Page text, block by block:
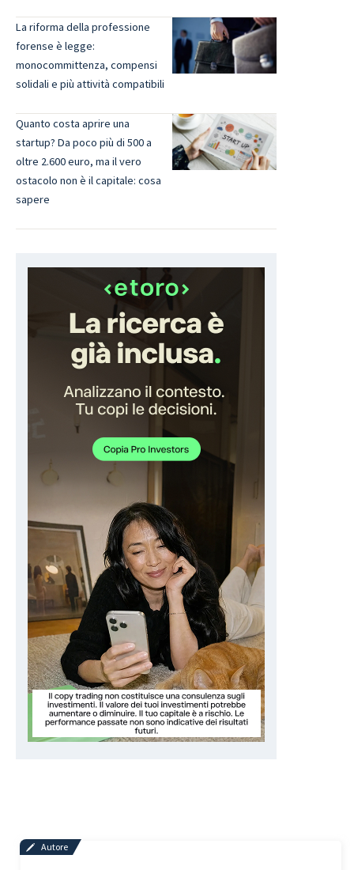
La riforma della professione
forense è legge:
monocommittenza, compensi
solidali e più attività compatibili
Quanto costa aprire una
startup? Da poco più di 500 a
oltre 2.600 euro, ma il vero
ostacolo non è il capitale: cosa
sapere
Autore